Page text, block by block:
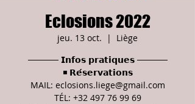
Eclosions 2022
jeu. 13 oct.
  |
Liège
───── 𝗜𝗻𝗳𝗼𝘀 𝗽𝗿𝗮𝘁𝗶𝗾𝘂𝗲𝘀 ─────
◾ 𝗥𝗲́𝘀𝗲𝗿𝘃𝗮𝘁𝗶𝗼𝗻𝘀
MAIL: eclosions.liege@gmail.com
TÉL: +32 497 76 99 69